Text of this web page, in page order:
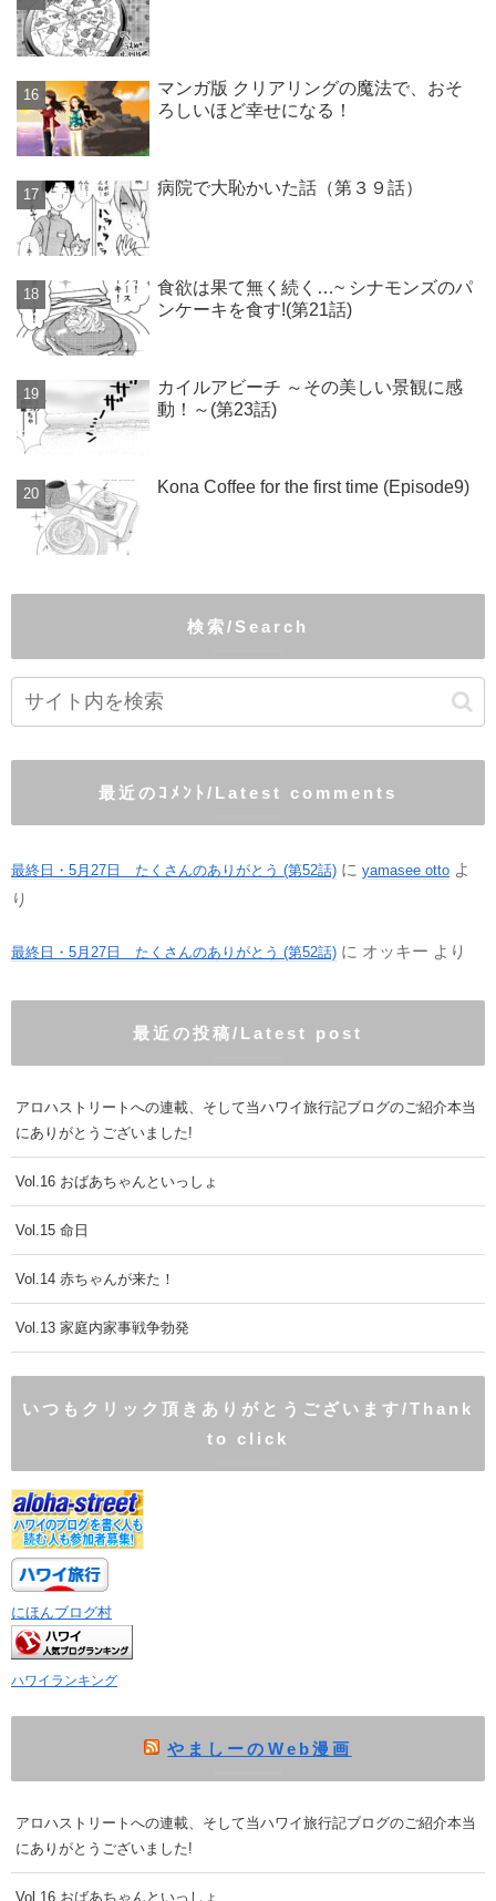
マンガ版 クリアリングの魔法で、おそ
ろしいほど幸せになる！
病院で大恥かいた話（第３９話）
食欲は果て無く続く…~ シナモンズのパ
ンケーキを食す!(第21話)
カイルアビーチ ～その美しい景観に感
動！～(第23話)
Kona Coffee for the first time (Episode9)
検索/Search
最近のｺﾒﾝﾄ/Latest comments
最終日・5月27日 たくさんのありがとう (第52話) に yamasee otto よ
り
最終日・5月27日 たくさんのありがとう (第52話) に オッキー より
最近の投稿/Latest post
アロハストリートへの連載、そして当ハワイ旅行記ブログのご紹介本当
にありがとうございました!
Vol.16 おばあちゃんといっしょ
Vol.15 命日
Vol.14 赤ちゃんが来た！
Vol.13 家庭内家事戦争勃発
いつもクリック頂きありがとうございます/Thank
to click
にほんブログ村
ハワイランキング
やましーのWeb漫画
アロハストリートへの連載、そして当ハワイ旅行記ブログのご紹介本当
にありがとうございました!
Vol.16 おばあちゃんといっしょ